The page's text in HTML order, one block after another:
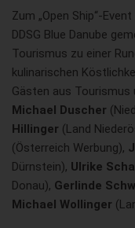
Zum „Open Ship“-
DDSG Blue Danube
Tourismus zu einer
kulinarischen
Gästen aus
Michael Duscher
Hillinger (Land
(Österreich Werbung),
Dürnstein), Ulrike
Donau), Gerlinde
Michael Wollinger